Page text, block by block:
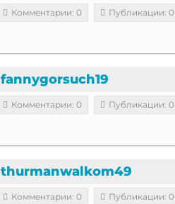
Комментарии: 0 Публикации: 0
fannygorsuch19
Комментарии: 0 Публикации: 0
thurmanwalkom49
Комментарии: 0 Публикации: 0